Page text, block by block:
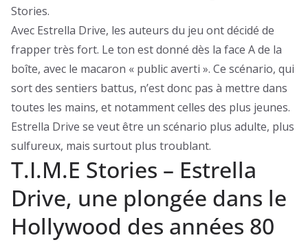
Stories.
Avec Estrella Drive, les auteurs du jeu ont décidé de
frapper très fort. Le ton est donné dès la face A de la
boîte, avec le macaron « public averti ». Ce scénario, qui
sort des sentiers battus, n’est donc pas à mettre dans
toutes les mains, et notamment celles des plus jeunes.
Estrella Drive se veut être un scénario plus adulte, plus
sulfureux, mais surtout plus troublant.
T.I.M.E Stories – Estrella
Drive, une plongée dans le
Hollywood des années 80